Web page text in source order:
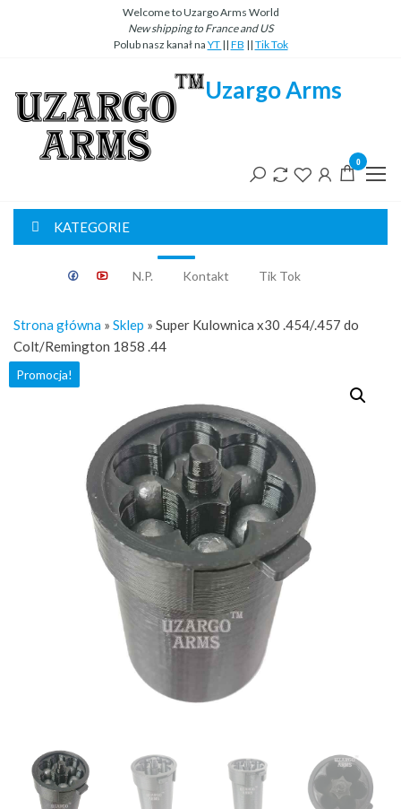
Welcome to Uzargo Arms World
Newshipping to France and US
Polub nasz kanał na YT || FB || Tik Tok
Uzargo Arms
0
KATEGORIE
N.P.
Classic
Kontakt Tik Tok
Strona główna » Sklep » Super Kulownica x30 .454/.457 do
Colt/Remington 1858 .44
Promocja!